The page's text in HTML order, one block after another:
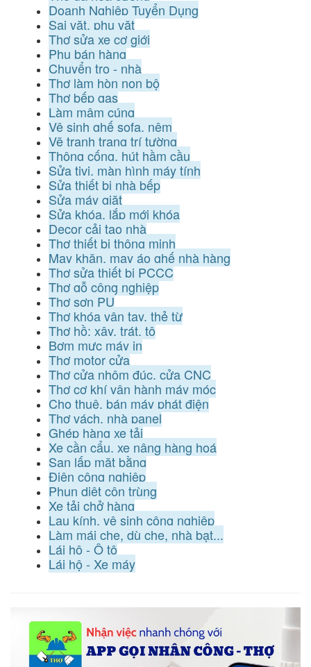
Doanh Nghiệp Tuyển Dụng
Sai vặt, phụ vặt
Thợ sửa xe cơ giới
Phụ bán hàng
Chuyển trọ - nhà
Thợ làm hòn non bộ
Thợ bếp gas
Làm mâm cúng
Vệ sinh ghế sofa, nệm
Vẽ tranh trang trí tường
Thông cống, hút hầm cầu
Sửa tivi, màn hình máy tính
Sửa thiết bị nhà bếp
Sửa máy giặt
Sửa khóa, lắp mới khóa
Decor cải tạo nhà
Thợ thiết bị thông minh
May khăn, may áo ghế nhà hàng
Thợ sửa thiết bị PCCC
Thợ gỗ công nghiệp
Thợ sơn PU
Thợ khóa vân tay, thẻ từ
Thợ hồ: xây, trát, tô
Bơm mực máy in
Thợ motor cửa
Thợ cửa nhôm đúc, cửa CNC
Thợ cơ khí vận hành máy móc
Cho thuê, bán máy phát điện
Thợ vách, nhà panel
Ghép hàng xe tải
Xe cần cẩu, xe nâng hàng hoá
San lấp mặt bằng
Điện công nghiệp
Phun diệt côn trùng
Xe tải chở hàng
Lau kính, vệ sinh công nghiệp
Làm mái che, dù che, nhà bạt...
Lái hộ - Ô tô
Lái hộ - Xe máy